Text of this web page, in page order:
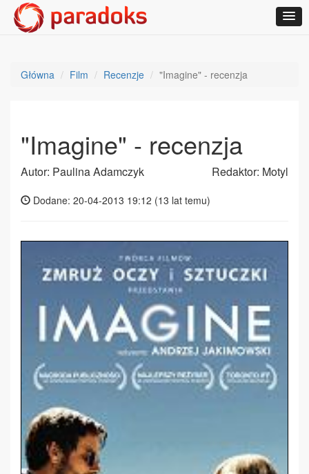
Główna Film Recenzje "Imagine" - recenzja
"Imagine" - recenzja
Autor: Paulina Adamczyk Redaktor: Motyl
Dodane: 20-04-2013 19:12 (13 lat temu)